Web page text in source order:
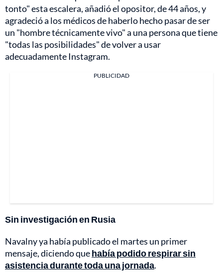
tonto" esta escalera, añadió el opositor, de 44 años, y
agradeció a los médicos de haberlo hecho pasar de ser
un "hombre técnicamente vivo" a una persona que tiene
"todas las posibilidades" de volver a usar
adecuadamente Instagram.
PUBLICIDAD
Sin investigación en Rusia
Navalny ya había publicado el martes un primer
mensaje, diciendo quehabía podido respirar sin
asistencia durante toda una jornada.